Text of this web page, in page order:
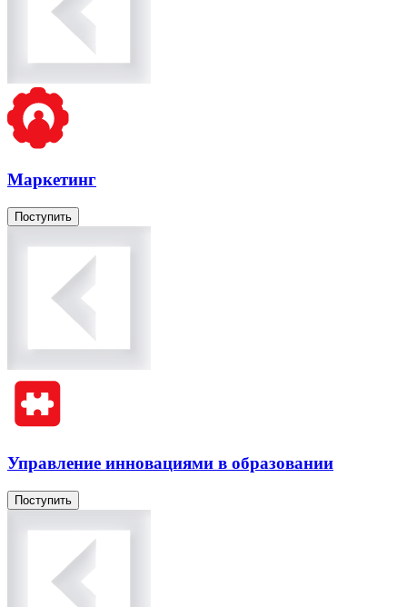
Маркетинг
Поступить
Управление инновациями в образовании
Поступить